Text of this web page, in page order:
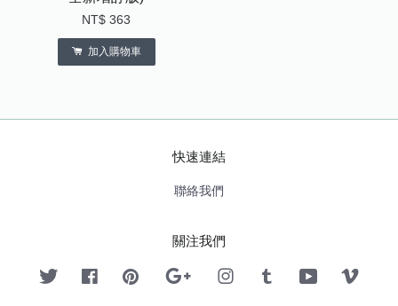
NT$ 363
加入購物車
快速連結
聯絡我們
關注我們
Twitter FacebookPinterest Google InstagramTumblr YouTube